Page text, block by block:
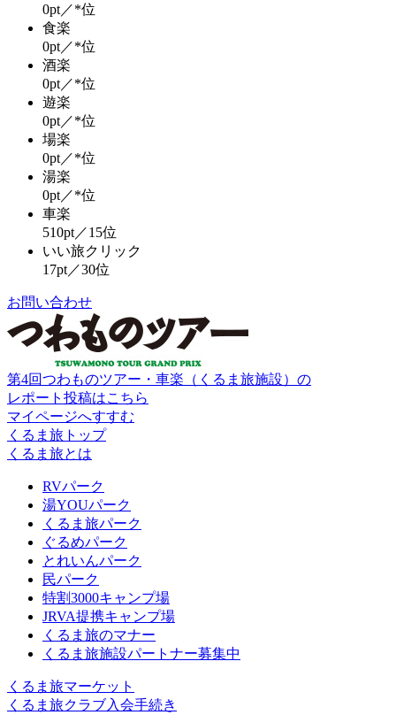
0pt／*位
食楽
0pt／*位
酒楽
0pt／*位
遊楽
0pt／*位
場楽
0pt／*位
湯楽
0pt／*位
車楽
510pt／15位
いい旅クリック
17pt／30位
お問い合わせ
第4回つわものツアー・車楽（くるま旅施設）の
レポート投稿はこちら
マイページへすすむ
くるま旅トップ
くるま旅とは
RVパーク
湯YOUパーク
くるま旅パーク
ぐるめパーク
とれいんパーク
民パーク
特割3000キャンプ場
JRVA提携キャンプ場
くるま旅のマナー
くるま旅施設パートナー募集中
くるま旅マーケット
くるま旅クラブ入会手続き